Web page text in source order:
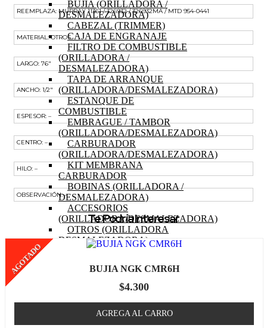
BUJIA (ORILLADORA /
DESMALEZADORA)
CABEZAL (TRIMMER)
CAJA DE ENGRANAJE
FILTRO DE COMBUSTIBLE
(ORILLADORA /
DESMALEZADORA)
TAPA DE ARRANQUE
(ORILLADORA/DESMALEZADORA)
ESTANQUE DE
COMBUSTIBLE
EMBRAGUE / TAMBOR
(ORILLADORA/DESMALEZADORA)
CARBURADOR
(ORILLADORA/DESMALEZADORA)
KIT MEMBRANA
CARBURADOR
BOBINAS (ORILLADORA /
DESMALEZADORA)
ACCESORIOS
(ORILLADORA/DESMALEZADORA)
OTROS (ORILLADORA
DESMALEZADORA)
TRACTOR
PISTON (TRACTOR)
ANILLOS (TRACTOR)
BIELA (TRACTOR)
MOTOR DE PARTIDA
(TRACTOR)
EJE DE LEVAS (TRACTOR)
REEMPLAZA: MURRAY 11361 / 326932 / 326932MA / MTD 954-0441
MATERIAL: OTROS
LARGO: 76″
ANCHO: 1/2″
ESPESOR: –
CENTRO: –
HILO: –
OBSERVACIÓN: –
Te Podría Interesar
BUJIA NGK CMR6H
AGOTADO
$4.300
AGREGA AL CARRO